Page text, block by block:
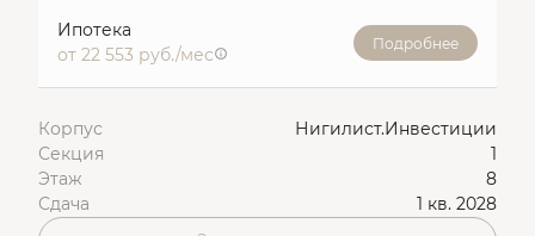
Ипотека
от 22 553 руб./мес
Подробнее
Корпус
Нигилист.Инвестиции
Секция
1
Этаж
8
Сдача
1 кв. 2028